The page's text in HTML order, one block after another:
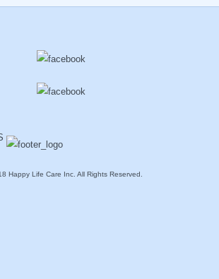
Happy Life Care Inc. All Rights Reserved.